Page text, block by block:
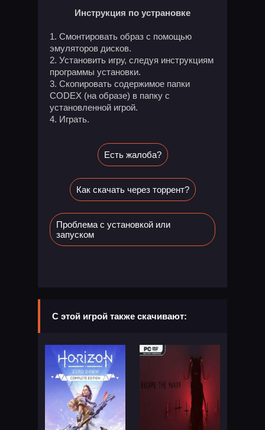
Инструкция по устрановке
Смонтировать образ с помощью
эмуляторов дисков.
Установить игру, следуя инструкциям
программы установки.
Скопировать содержимое папки
CODEX (на образе) в папку с
установленной игрой.
Играть.
Есть жалоба?
Как скачать через торрент?
Проблема с установкой или
запуском
С этой игрой также скачивают: